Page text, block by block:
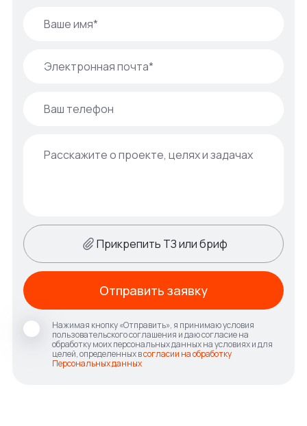
Прикрепить ТЗ или бриф
Нажимая кнопку «Отправить», я принимаю условия
пользовательского соглашения и даю согласие на
обработку моих персональных данных на условиях и для
целей, определенных всогласии на обработку
Персональных данных
Отправить заявку